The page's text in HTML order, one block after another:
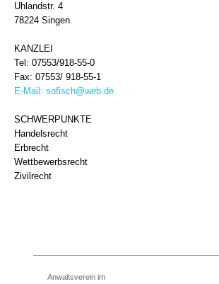
Uhlandstr. 4
78224 Singen
KANZLEI
Tel: 07553/918-55-0
Fax: 07553/ 918-55-1
E-Mail: sofisch@web.de
SCHWERPUNKTE
Handelsrecht
Erbrecht
Wettbewerbsrecht
Zivilrecht
Anwaltsverein im